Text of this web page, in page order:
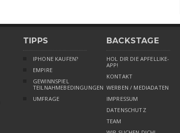
TIPPS
IPHONE KAUFEN?
EMPIRE
GEWINNSPIEL
TEILNAHMEBEDINGUNGEN
UMFRAGE
BACKSTAGE
HOL DIR DIE APFELLIKE-
APP!
KONTAKT
WERBEN / MEDIADATEN
IMPRESSUM
DATENSCHUTZ
TEAM